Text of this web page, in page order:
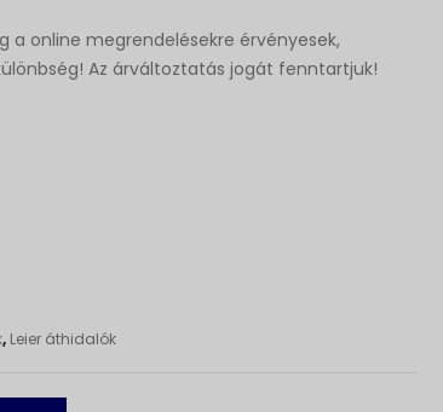
online megrendelésekre érvényesek,
Az árváltoztatás jogát fenntartjuk!
, Leier áthidalók